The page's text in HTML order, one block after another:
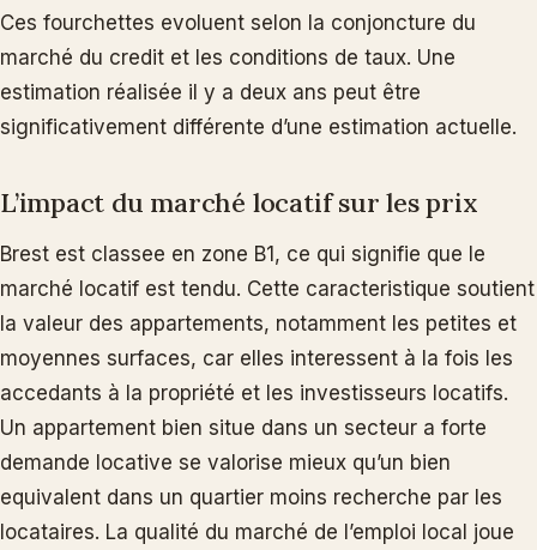
Ces fourchettes evoluent selon la conjoncture du
marché du credit et les conditions de taux. Une
estimation réalisée il y a deux ans peut être
significativement différente d’une estimation actuelle.
L’impact du marché locatif sur les prix
Brest est classee en zone B1, ce qui signifie que le
marché locatif est tendu. Cette caracteristique soutient
la valeur des appartements, notamment les petites et
moyennes surfaces, car elles interessent à la fois les
accedants à la propriété et les investisseurs locatifs.
Un appartement bien situe dans un secteur a forte
demande locative se valorise mieux qu’un bien
equivalent dans un quartier moins recherche par les
locataires. La qualité du marché de l’emploi local joue